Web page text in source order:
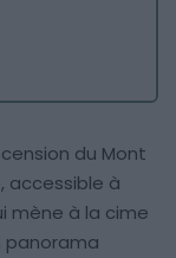
du Mont
accessible à
mène à la cime
panorama